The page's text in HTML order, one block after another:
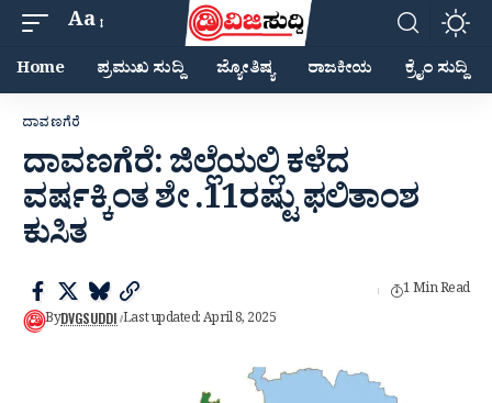
Aa
Home ಪ್ರಮುಖ ಸುದ್ದಿ ಜ್ಯೋತಿಷ್ಯ ರಾಜಕೀಯ ಕ್ರೈಂ ಸುದ್ದಿ
ದಾವಣಗೆರೆ
ದಾವಣಗೆರೆ: ಜಿಲ್ಲೆಯಲ್ಲಿ ಕಳೆದ
ವರ್ಷಕ್ಕಿಂತ ಶೇ .11ರಷ್ಟು ಫಲಿತಾಂಶ
ಕುಸಿತ
ByDVGSUDDI Last updated: April 8, 2025
1 Min Read